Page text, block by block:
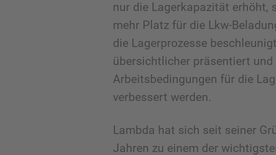
nur die Lagerkapazität erhöht,
mehr Platz für die Lkw-
die Lagerprozesse
übersichtlicher präsentiert und
Arbeitsbedingungen für die
verbessert werden.
Lambda hat sich seit seiner
Jahren zu einem der